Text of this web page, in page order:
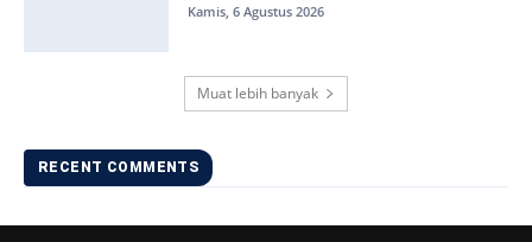
Kamis, 6 Agustus 2026
Muat lebih banyak
RECENT COMMENTS